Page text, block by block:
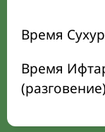
Время
Время
(разговение)